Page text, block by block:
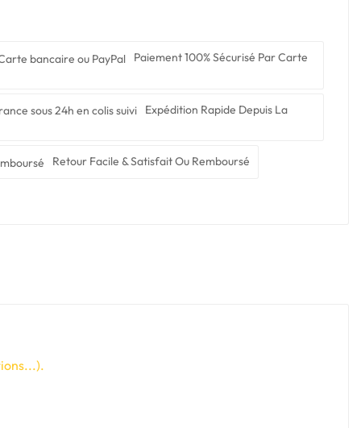
Paiement 100% Sécurisé Par Carte
Expédition Rapide Depuis La
Retour Facile & Satisfait Ou Remboursé